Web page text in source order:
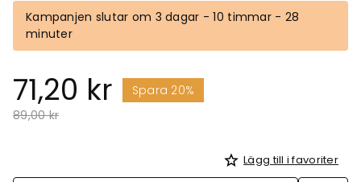
Kampanjen slutar om 3 dagar - 10 timmar - 28
minuter
71,20 kr
Spara 20%
Pris nedsatt från
89,00 krtill
Lägg till i favoriter